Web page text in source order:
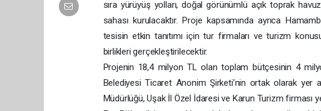
sıra yürüyüş yolları, doğal görünümlü açık toprak
sahası kurulacaktır. Proje kapsamında ayrıca
tesisin etkin tanıtımı için tur firmaları ve turizm
birlikleri gerçekleştirilecektir.
Projenin 18,4 milyon TL olan toplam bütçesinin 4
Belediyesi Ticaret Anonim Şirketi’nin ortak olarak yer
Müdürlüğü, Uşak İl Özel İdaresi ve Karun Turizm firması